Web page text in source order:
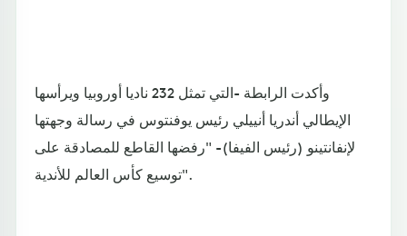
وأكدت الرابطة -التي تمثل 232 ناديا أوروبيا ويرأسها
الإيطالي أندريا أنييلي رئيس يوفنتوس في رسالة وجهتها
لإنفانتينو (رئيس الفيفا)- "رفضها القاطع للمصادقة على
توسيع كأس العالم للأندية".